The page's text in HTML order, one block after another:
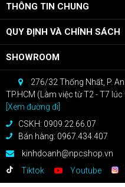
THÔNG TIN CHUNG
QUY ĐỊNH VÀ CHÍNH SÁCH
SHOWROOM
276/32 Thống Nhất, P.
TP.HCM (Làm việc từ T2 - T7
[Xem đường đi]
CSKH: 0909.22.66.07
Bán hàng: 0967.434.407
kinhdoanh@npcshop.vn
Tiktok
Youtube